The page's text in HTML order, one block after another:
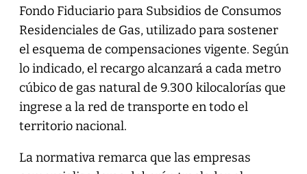
Fondo Fiduciario para Subsidios de Consumos
Residenciales de Gas, utilizado para sostener
el esquema de compensaciones vigente. Según
lo indicado, el recargo alcanzará a cada metro
cúbico de gas natural de 9.300 kilocalorías que
ingrese a la red de transporte en todo el
territorio nacional.
La normativa remarca que las empresas